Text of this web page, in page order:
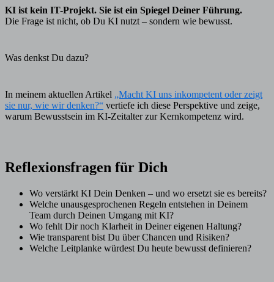
KI ist kein IT-Projekt. Sie ist ein Spiegel Deiner Führung.
Die Frage ist nicht, ob Du KI nutzt – sondern wie bewusst.
Was denkst Du dazu?
In meinem aktuellen Artikel „Macht KI uns inkompetent oder zeigt
sie nur, wie wir denken?“ vertiefe ich diese Perspektive und zeige,
warum Bewusstsein im KI-Zeitalter zur Kernkompetenz wird.
Reflexionsfragen für Dich
Wo verstärkt KI Dein Denken – und wo ersetzt sie es bereits?
Welche unausgesprochenen Regeln entstehen in Deinem
Team durch Deinen Umgang mit KI?
Wo fehlt Dir noch Klarheit in Deiner eigenen Haltung?
Wie transparent bist Du über Chancen und Risiken?
Welche Leitplanke würdest Du heute bewusst definieren?